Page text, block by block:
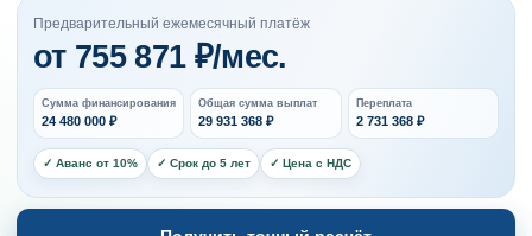
Предварительный ежемесячный платёж
от 755 871₽/мес.
Сумма финансирования
24 480 000 ₽
Общая сумма выплат
29 931 368 ₽
Переплата
2 731 368₽
✓ Аванс от 10% ✓ Срок до 5 лет ✓ Цена с НДС